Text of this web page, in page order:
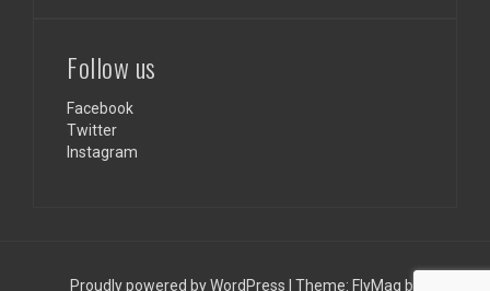
Follow us
Facebook
Twitter
Instagram
Proudly powered by WordPress Theme: FlyMag by